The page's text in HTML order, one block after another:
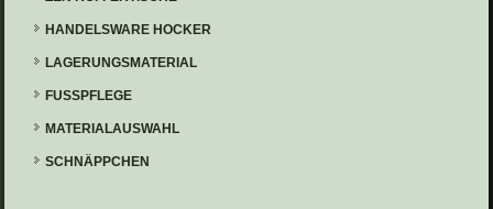
HANDELSWARE HOCKER
LAGERUNGSMATERIAL
FUSSPFLEGE
MATERIALAUSWAHL
SCHNÄPPCHEN